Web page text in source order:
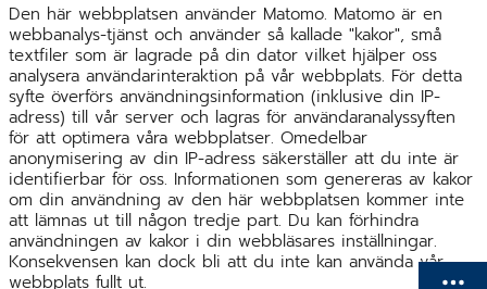
Den här webbplatsen använder Matomo. Matomo är en
webbanalys-tjänst och använder så kallade "kakor", små
textfiler som är lagrade på din dator vilket hjälper oss
analysera användarinteraktion på vår webbplats. För detta
syfte överförs användningsinformation (inklusive din IP-
adress) till vår server och lagras för användaranalyssyften
för att optimera våra webbplatser. Omedelbar
anonymisering av din IP-adress säkerställer att du inte är
identifierbar för oss. Informationen som genereras av kakor
om din användning av den här webbplatsen kommer inte
att lämnas ut till någon tredje part. Du kan förhindra
användningen av kakor i din webbläsares inställningar.
Konsekvensen kan dock bli att du inte kan använda vår
webbplats fullt ut.